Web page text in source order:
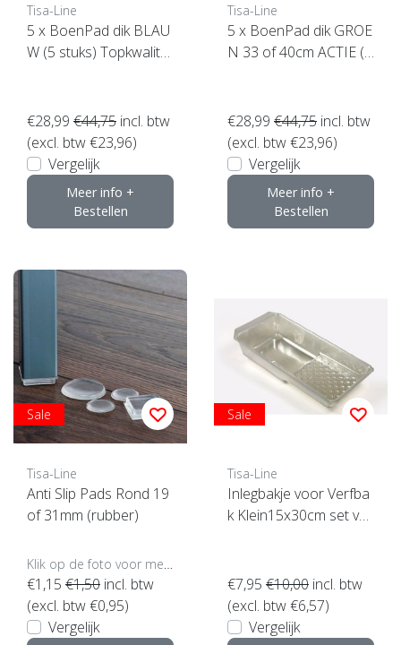
Tisa-Line
5 x BoenPad dik BLAU
W (5 stuks) Topkwalitei
€28,99 €44,75 incl. btw
(excl. btw €23,96)
Vergelijk
Meer info +
Bestellen
Tisa-Line
5 x BoenPad dik GROE
N 33 of 40cm ACTIE (5
€28,99 €44,75 incl. btw
(excl. btw €23,96)
Vergelijk
Meer info +
Bestellen
Sale
Tisa-Line
Anti Slip Pads Rond 19
of 31mm (rubber)
€1,15 €1,50 incl. btw
(excl. btw €0,95)
Vergelijk
Sale
Tisa-Line
Inlegbakje voor Verfba
k Klein15x30cm set va
€7,95 €10,00 incl. btw
(excl. btw €6,57)
Vergelijk